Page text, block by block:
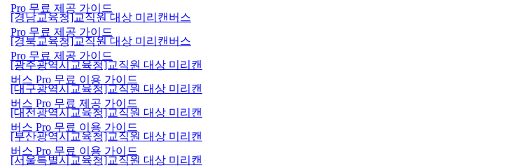
Pro 무료 제공 가이드
[경남교육청]교직원 대상 미리캔버스
Pro 무료 제공 가이드
[경북교육청]교직원 대상 미리캔버스
Pro 무료 제공 가이드
[광주광역시교육청]교직원 대상 미리캔
버스 Pro 무료 이용 가이드
[대구광역시교육청]교직원 대상 미리캔
버스 Pro 무료 제공 가이드
[대전광역시교육청]교직원 대상 미리캔
버스 Pro 무료 이용 가이드
[부산광역시교육청]교직원 대상 미리캔
버스 Pro 무료 이용 가이드
[서울특별시교육청]교직원 대상 미리캔